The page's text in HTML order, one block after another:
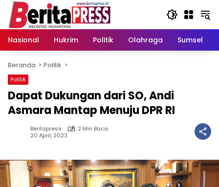
Langsung
konten
Nasional
Hukrim Politik Olahraga Sumsel
Beranda Politik
Politik
Dapat Dukungan dari SO, Andi
Asmara Mantap Menuju DPR RI
Beritapress
2 Min Baca
20 April, 2023